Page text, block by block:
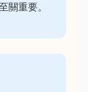
關重要。